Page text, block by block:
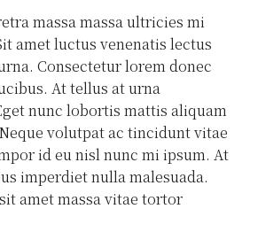
massa massa ultricies mi
amet luctus venenatis lectus
Consectetur lorem donec
At tellus at urna
nunc lobortis mattis aliquam
volutpat ac tincidunt vitae
id eu nisl nunc mi ipsum. At
imperdiet nulla malesuada.
amet massa vitae tortor